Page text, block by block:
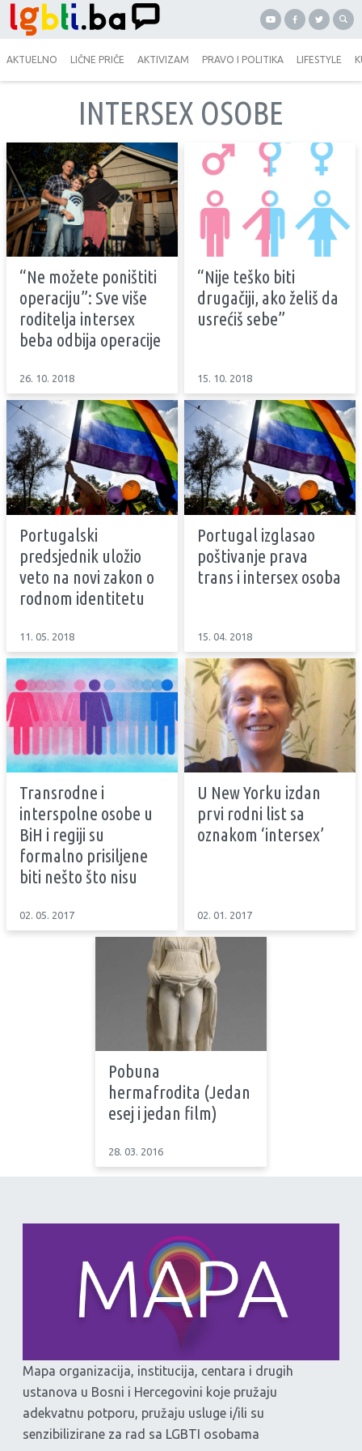
AKTUELNO LIČNE PRIČE AKTIVIZAM PRAVO I POLITIKA LIFESTYLE
INTERSEX OSOBE
“Ne možete poništiti
operaciju”: Sve više
roditelja intersex
beba odbija operacije
26. 10. 2018
“Nije teško biti
drugačiji, ako želiš da
usrećiš sebe”
15. 10. 2018
Portugalski
predsjednik uložio
veto na novi zakon o
rodnom identitetu
11. 05. 2018
Portugal izglasao
poštivanje prava
trans i intersex osoba
15. 04. 2018
Transrodne i
interspolne osobe u
BiH i regiji su
formalno prisiljene
biti nešto što nisu
02. 05. 2017
U New Yorku izdan
prvi rodni list sa
oznakom ‘intersex’
02. 01. 2017
Pobuna
hermafrodita (Jedan
esej i jedan film)
28. 03. 2016
Mapa organizacija, institucija, centara i drugih
ustanova u Bosni i Hercegovini koje pružaju
adekvatnu potporu, pružaju usluge i/ili su
senzibilizirane za rad sa LGBTI osobama